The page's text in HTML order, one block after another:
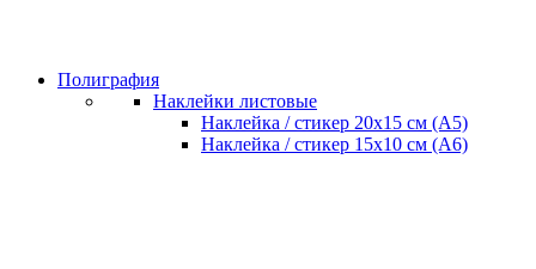
Полиграфия
Наклейки листовые
Наклейка / стикер 20х15 см (А5)
Наклейка / стикер 15х10 см (А6)